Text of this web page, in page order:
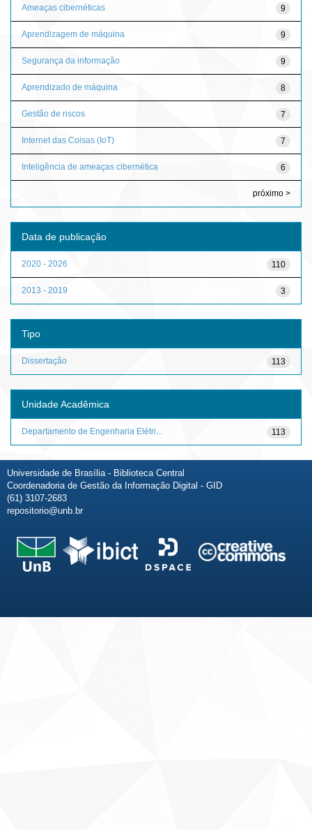
9
Ameaças cibernéticas
9
Aprendizagem de máquina
9
Segurança da informação
8
Aprendizado de máquina
7
Gestão de riscos
7
Internet das Coisas (IoT)
6
Inteligência de ameaças cibernética
próximo >
Data de publicação
110
2020 - 2026
3
2013 - 2019
Tipo
113
Dissertação
Unidade Acadêmica
113
Departamento de Engenharia Elétri...
Universidade de Brasília - Biblioteca Central
Coordenadoria de Gestão da Informação Digital - GID
(61) 3107-2683
repositorio@unb.br